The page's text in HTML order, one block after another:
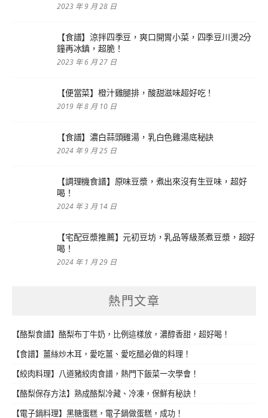
2023 年 9 月 28 日
【食譜】涼拌四季豆，爽口開胃小菜，四季豆川燙2分
鐘再冰鎮，超脆！
2023 年 6 月 27 日
【便當菜】橙汁雞腿排，酸甜滋味超好吃！
2019 年 8 月 10 日
【食譜】濃白蒜頭雞湯，乳白色雞湯底秘訣
2024 年 9 月 25 日
【調理機食譜】原味豆漿，煮出來沒有生豆味，超好
喝！
2024 年 3 月 14 日
【宅配豆漿推薦】元初豆坊，乳品等級蒸煮豆漿，超好
喝！
2024 年 1 月 29 日
熱門文章
【酪梨食譜】酪梨布丁牛奶，比例這樣放，濃醇香甜，超好喝！
【食譜】薑絲炒木耳，愛吃薑、愛吃醋必做的料理！
【絞肉料理】八道豬絞肉食譜，熱門下飯菜一次學會！
【酪梨保存方法】熟成酪梨冷藏、冷凍，保鮮有秘訣！
【電子鍋料理】黑糖蛋糕，電子鍋做蛋糕，成功！